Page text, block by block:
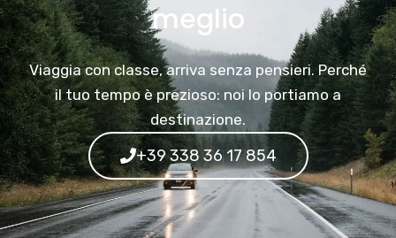
meglio
Viaggia con classe, arriva senza pensieri. Perché
il tuo tempo è prezioso: noi lo portiamo a
destinazione.
+39 338 36 17 854